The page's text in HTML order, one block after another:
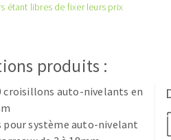
étant libres de fixer leurs prix
produits :
croisillons auto-nivelants en
pour système auto-nivelant